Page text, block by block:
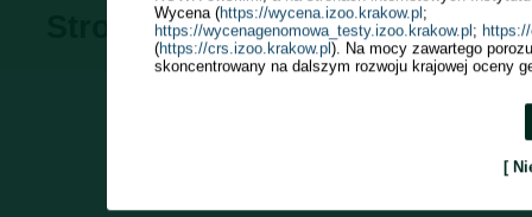
Stronę odwiedziło(od 2009r.):
Wycena (https://wycena.izoo.krakow.pl;
https://wycenagenomowa_testy.izoo.krakow.pl;
(https://crs.izoo.krakow.pl). Na mocy zawartego
skoncentrowany na dalszym rozwoju krajowej oceny
[